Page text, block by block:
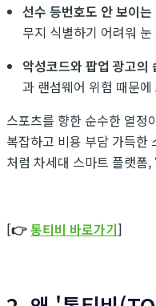
선수 등번호도 안 보이는
무지 식별하기 어려워
악성코드와 팝업 광고의
과 랜섬웨어 위험 때문
스포츠를 향한 순수한 열정
복잡하고 비용 부담 가득한
처럼 차세대 스마트 플랫폼
[👉통티비 바로가기]